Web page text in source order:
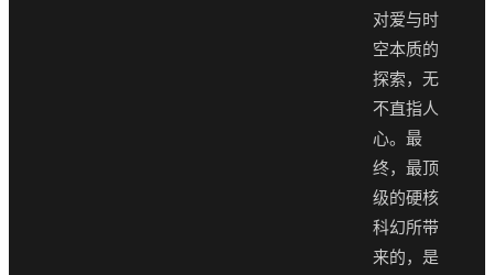
对爱与时
空本质的
探索，无
不直指人
心。最
终，最顶
级的硬核
科幻所带
来的，是